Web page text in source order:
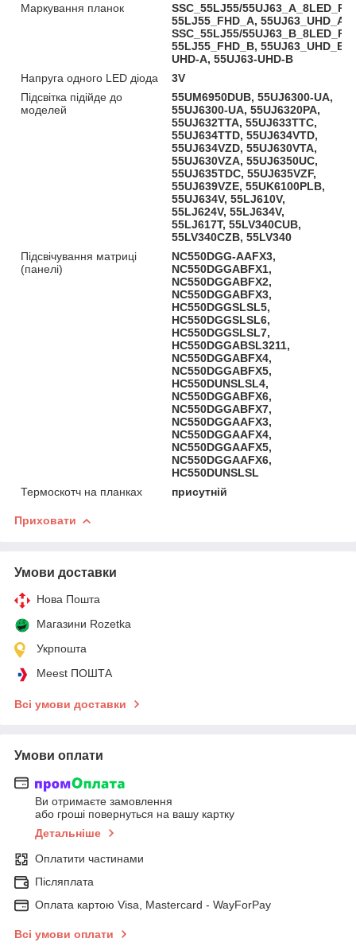
Маркування планок
SSC_55LJ55/
55LJ55_FHD_A, 55UJ63_UHD_A,
SSC_55LJ55/
55LJ55_FHD_B, 55UJ63_UHD_B,
UHD-A, 55UJ63-UHD-B
Напруга одного LED діода
3V
Підсвітка підійде до
моделей
55UM6950DUB, 55UJ6300-UA,
55UJ6300-UA, 55UJ6320PA,
55UJ632TTA, 55UJ633TTC,
55UJ634TTD, 55UJ634VTD,
55UJ634VZD, 55UJ630VTA,
55UJ630VZA, 55UJ6350UC,
55UJ635TDC, 55UJ635VZF,
55UJ639VZE, 55UK6100PLB,
55UJ634V, 55LJ610V,
55LJ624V, 55LJ634V,
55LJ617T, 55LV340CUB,
55LV340CZB, 55LV340
Підсвічування матриці
(панелі)
NC550DGG-AAFX3,
NC550DGGABFX1,
NC550DGGABFX2,
NC550DGGABFX3,
HC550DGGSLSL5,
HC550DGGSLSL6,
HC550DGGSLSL7,
HC550DGGABSL3211,
NC550DGGABFX4,
NC550DGGABFX5,
HC550DUNSLSL4,
NC550DGGABFX6,
NC550DGGABFX7,
NC550DGGAAFX3,
NC550DGGAAFX4,
NC550DGGAAFX5,
NC550DGGAAFX6,
HC550DUNSLSL
Термоскотч на планках
присутній
Приховати
Умови доставки
Нова Пошта
Магазини Rozetka
Укрпошта
Meest ПОШТА
Всі умови доставки
Умови оплати
Ви отримаєте замовлення
або гроші повернуться на вашу картку
Детальніше
Оплатити частинами
Післяплата
Оплата картою Visa, Mastercard - WayForPay
Всі умови оплати